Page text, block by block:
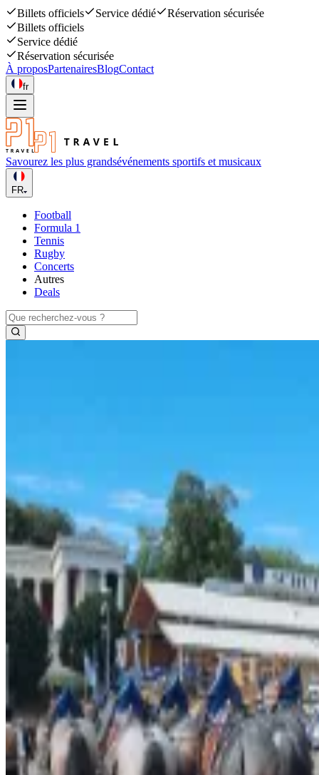
Billets officiels Service dédié
Réservation sécurisée
Billets officiels
Service dédié
Réservation sécurisée
À proposPartenairesBlogContact
fr
Savourez les plus grandsévénements sportifs et musicaux
FR
Football
Formula 1
Tennis
Rugby
Concerts
Autres
Deals